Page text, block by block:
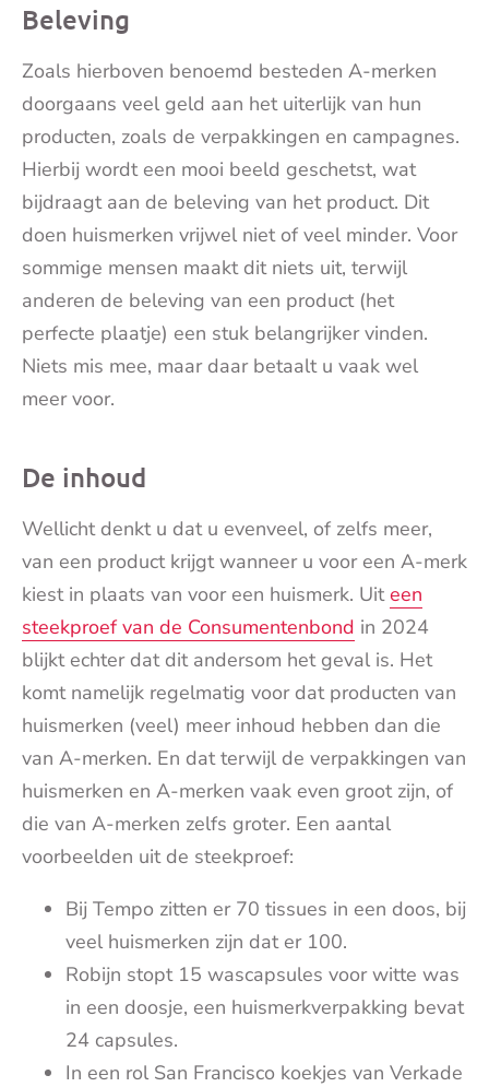
Beleving
Zoals hierboven benoemd besteden A-merken
doorgaans veel geld aan het uiterlijk van hun
producten, zoals de verpakkingen en campagnes.
Hierbij wordt een mooi beeld geschetst, wat
bijdraagt aan de beleving van het product. Dit
doen huismerken vrijwel niet of veel minder. Voor
sommige mensen maakt dit niets uit, terwijl
anderen de beleving van een product (het
perfecte plaatje) een stuk belangrijker vinden.
Niets mis mee, maar daar betaalt u vaak wel
meer voor.
De inhoud
Wellicht denkt u dat u evenveel, of zelfs meer,
van een product krijgt wanneer u voor een A-merk
kiest in plaats van voor een huismerk. Uiteen
steekproef van de Consumentenbond in 2024
blijkt echter dat dit andersom het geval is. Het
komt namelijk regelmatig voor dat producten van
huismerken (veel) meer inhoud hebben dan die
van A-merken. En dat terwijl de verpakkingen van
huismerken en A-merken vaak even groot zijn, of
die van A-merken zelfs groter. Een aantal
voorbeelden uit de steekproef:
Bij Tempo zitten er 70 tissues in een doos, bij
veel huismerken zijn dat er 100.
Robijn stopt 15 wascapsules voor witte was
in een doosje, een huismerkverpakking bevat
24 capsules.
In een rol San Francisco koekjes van Verkade